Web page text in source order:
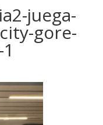
juega-
gore-